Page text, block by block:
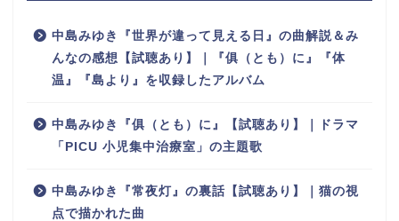
中島みゆき『世界が違って見える日』の曲解説＆み
んなの感想【試聴あり】｜『俱（とも）に』『体
温』『島より』を収録したアルバム
中島みゆき『俱（とも）に』【試聴あり】｜ドラマ
「PICU 小児集中治療室」の主題歌
中島みゆき『常夜灯』の裏話【試聴あり】｜猫の視
点で描かれた曲